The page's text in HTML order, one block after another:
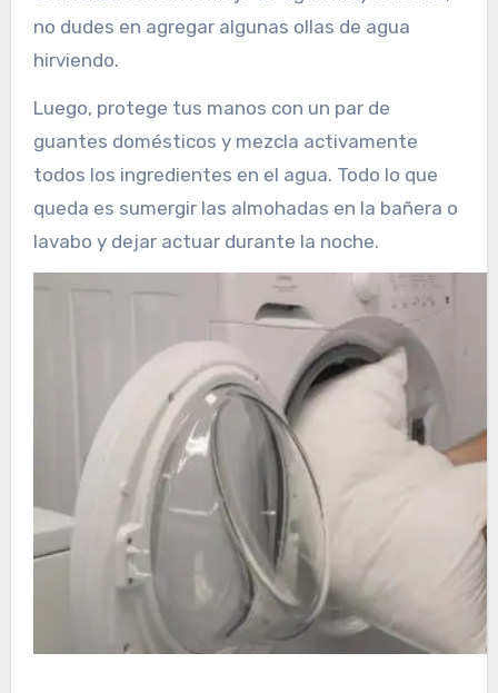
no dudes en agregar algunas ollas de agua
hirviendo.
Luego, protege tus manos con un par de
guantes domésticos y mezcla activamente
todos los ingredientes en el agua. Todo lo que
queda es sumergir las almohadas en la bañera o
lavabo y dejar actuar durante la noche.